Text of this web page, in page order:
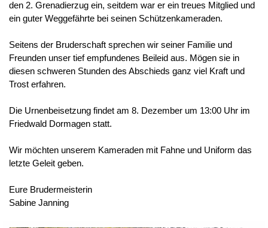
den 2. Grenadierzug ein, seitdem war er ein treues Mitglied und
ein guter Weggefährte bei seinen Schützenkameraden.
Seitens der Bruderschaft sprechen wir seiner Familie und
Freunden unser tief empfundenes Beileid aus. Mögen sie in
diesen schweren Stunden des Abschieds ganz viel Kraft und
Trost erfahren.
Die Urnenbeisetzung findet am 8. Dezember um 13:00 Uhr im
Friedwald Dormagen statt.
Wir möchten unserem Kameraden mit Fahne und Uniform das
letzte Geleit geben.
Eure Brudermeisterin
Sabine Janning